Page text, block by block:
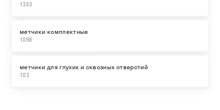
1353
метчики комплектные
1098
метчики для глухих и сквозных отверстий
103